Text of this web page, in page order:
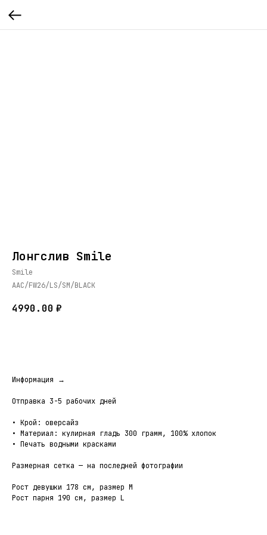
Лонгслив Smile
Smile
AAC/FW26/LS/SM/BLACK
4990.00 ₽
Информация →
Отправка 3-5 рабочих дней
• Крой: оверсайз
• Материал: кулирная гладь 300 грамм, 100% хлопок
• Печать водными красками
Размерная сетка — на последней фотографии
Рост девушки 178 см, размер М
Рост парня 190 см, размер L